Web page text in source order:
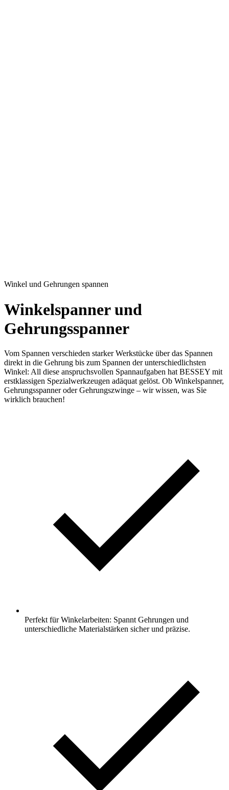
Winkel und Gehrungen spannen
Winkelspanner und
Gehrungsspanner
Vom Spannen verschieden starker Werkstücke über das Spannen
direkt in die Gehrung bis zum Spannen der unterschiedlichsten
Winkel: All diese anspruchsvollen Spannaufgaben hat BESSEY mit
erstklassigen Spezialwerkzeugen adäquat gelöst. Ob Winkelspanner,
Gehrungsspanner oder Gehrungszwinge – wir wissen, was Sie
wirklich brauchen!
Perfekt für Winkelarbeiten: Spannt Gehrungen und
unterschiedliche Materialstärken sicher und präzise.